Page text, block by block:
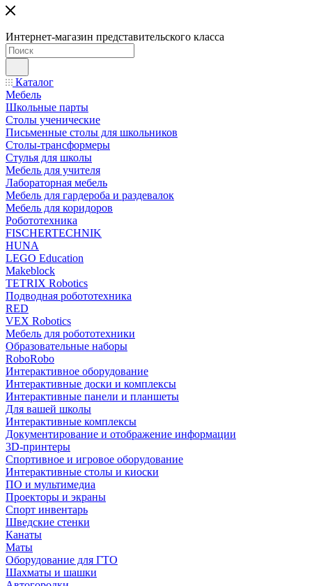
Интернет-магазин представительского класса
Каталог
Мебель
Школьные парты
Столы ученические
Письменные столы для школьников
Столы-трансформеры
Стулья для школы
Мебель для учителя
Лабораторная мебель
Мебель для гардероба и раздевалок
Мебель для коридоров
Робототехника
FISCHERTECHNIK
HUNA
LEGO Education
Makeblock
TETRIX Robotics
Подводная робототехника
RED
VEX Robotics
Мебель для робототехники
Образовательные наборы
RoboRobo
Интерактивное оборудование
Интерактивные доски и комплексы
Интерактивные панели и планшеты
Для вашей школы
Интерактивные комплексы
Документирование и отображение информации
3D-принтеры
Спортивное и игровое оборудование
Интерактивные столы и киоски
ПО и мультимедиа
Проекторы и экраны
Спорт инвентарь
Шведские стенки
Канаты
Маты
Оборудование для ГТО
Шахматы и шашки